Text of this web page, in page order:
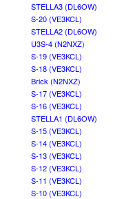
STELLA3 (DL6OW)
S-20 (VE3KCL)
STELLA2 (DL6OW)
U3S-4 (N2NXZ)
S-19 (VE3KCL)
S-18 (VE3KCL)
Brick (N2NXZ)
S-17 (VE3KCL)
S-16 (VE3KCL)
STELLA1 (DL6OW)
S-15 (VE3KCL)
S-14 (VE3KCL)
S-13 (VE3KCL)
S-12 (VE3KCL)
S-11 (VE3KCL)
S-10 (VE3KCL)